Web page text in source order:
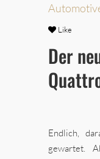
Like
Der
Endlich,
gewartet.